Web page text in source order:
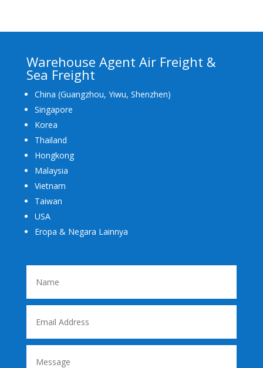
Warehouse Agent Air Freight &
Sea Freight
China (Guangzhou, Yiwu, Shenzhen)
Singapore
Korea
Thailand
Hongkong
Malaysia
Vietnam
Taiwan
USA
Eropa & Negara Lainnya